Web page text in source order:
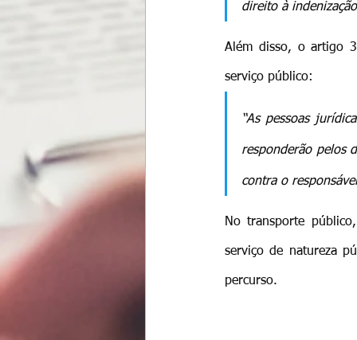
direito à
Além disso, o artigo
serviço público:
“As pessoas
responderão pelos
contra o
No transporte
serviço de natureza
percurso.